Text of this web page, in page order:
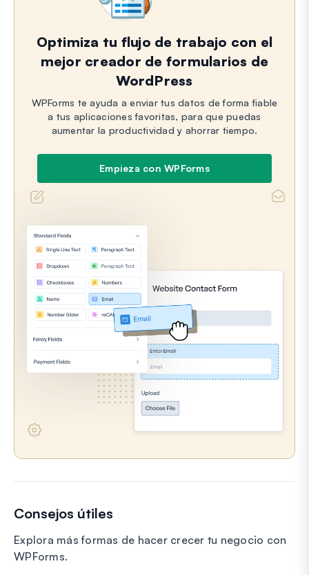
Optimiza tu flujo de trabajo con el
mejor creador de formularios de
WordPress
WPForms te ayuda a enviar tus datos de forma fiable
a tus aplicaciones favoritas, para que puedas
aumentar la productividad y ahorrar tiempo.
Empieza con WPForms
Consejos útiles
Explora más formas de hacer crecer tu negocio con
WPForms.